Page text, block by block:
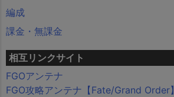
編成
課金・無課金
相互リンクサイト
FGOアンテナ
FGO攻略アンテナ【Fate/Grand Order】